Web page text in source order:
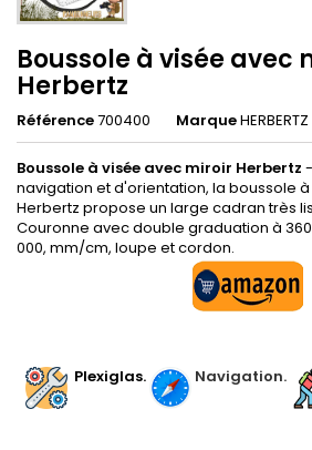
Boussole à visée avec
Herbertz
Référence700400 MarqueHERBERTZ
Boussole à visée avec miroir Herbertz
navigation et d'orientation, la boussole
Herbertz propose un large cadran très
Couronne avec double graduation à
000, mm/cm, loupe et cordon.
Plexiglas. Navigation.